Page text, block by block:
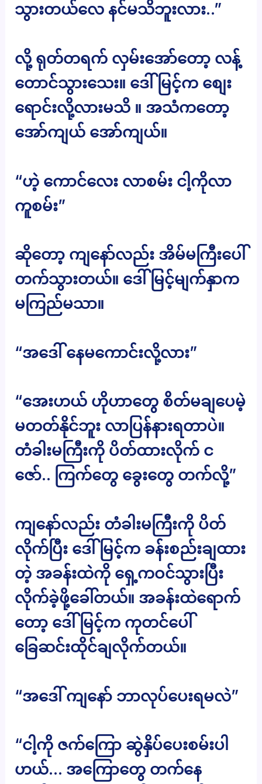
သွားတယ်လေ နင်မသိဘူးလား..”
လို့ ရုတ်တရက် လှမ်းအော်တော့ လန့်
တောင်သွားသေး။ ဒေါ်မြင့်က စျေး
ရောင်းလို့လားမသိ ။ အသံကတော့
အော်ကျယ် အော်ကျယ်။
“ဟဲ့ ကောင်လေး လာစမ်း ငါ့ကိုလာ
ကူစမ်း”
ဆိုတော့ ကျနော်လည်း အိမ်မကြီးပေါ်
တက်သွားတယ်။ ဒေါ်မြင့်မျက်နှာက
မကြည်မသာ။
“အဒေါ် နေမကောင်းလို့လား”
“အေးဟယ် ဟိုဟာတွေ စိတ်မချပေမဲ့
မတတ်နိုင်ဘူး လာပြန်နားရတာပဲ။
တံခါးမကြီးကို ပိတ်ထားလိုက် င
ဇော်.. ကြက်တွေ ခွေးတွေ တက်လို့”
ကျနော်လည်း တံခါးမကြီးကို ပိတ်
လိုက်ပြီး ဒေါ်မြင့်က ခန်းစည်းချထား
တဲ့ အခန်းထဲကို ရှေ့ကဝင်သွားပြီး
လိုက်ခဲ့ဖို့ခေါ်တယ်။ အခန်းထဲရောက်
တော့ ဒေါ်မြင့်က ကုတင်ပေါ်
ခြေဆင်းထိုင်ချလိုက်တယ်။
“အဒေါ် ကျနော် ဘာလုပ်ပေးရမလဲ”
“ငါ့ကို ဇက်ကြော ဆွဲနှိပ်ပေးစမ်းပါ
ဟယ်… အကြောတွေ တက်နေ